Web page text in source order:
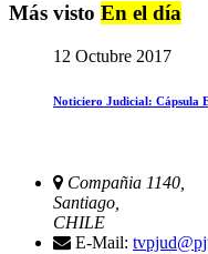
Más visto En el día
12 Octubre 2017
Noticiero Judicial: Cápsula
Compañia 1140,
Santiago,
CHILE
E-Mail: